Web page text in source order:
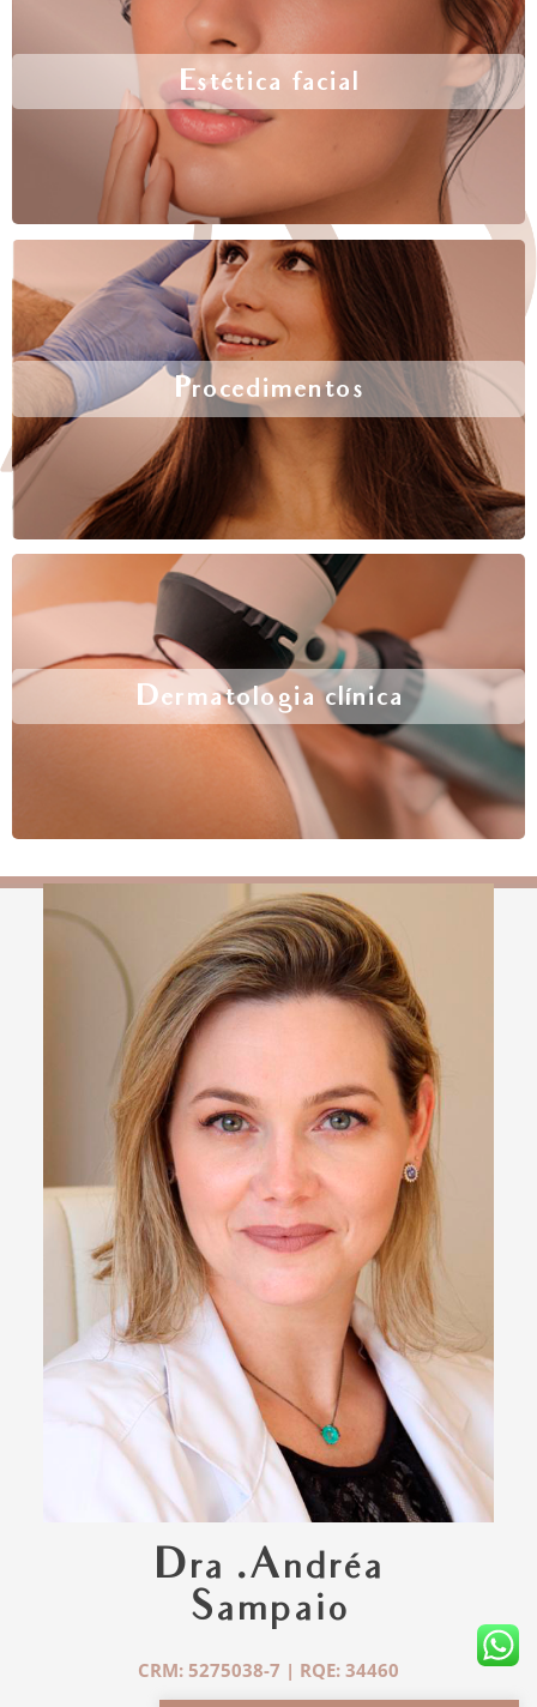
Estética facial
Procedimentos
Dermatologia clínica
Dra .Andréa
Sampaio
CRM: 5275038-7 | RQE: 34460